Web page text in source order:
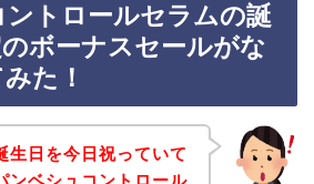
トロールセラムの誕
ボーナスセールがな
た！
生日を今日祝っていて
ンベシュコントロール